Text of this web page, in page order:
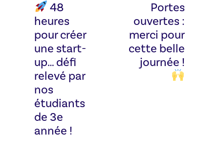
48
heures
pour créer
une start-
up… défi
relevé par
nos
étudiants
de 3e
année !
Portes
ouvertes :
merci pour
cette belle
journée !